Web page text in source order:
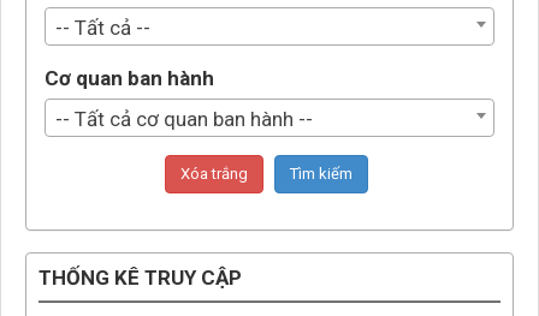
-- Tất cả --
Cơ quan ban hành
-- Tất cả cơ quan ban hành --
THỐNG KÊ TRUY CẬP